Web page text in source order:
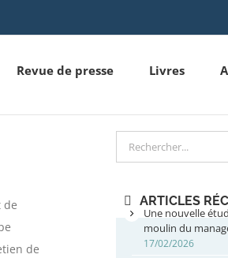
Revue de presse Livres
de
de
Rechercher
ARTICLES
Une nouvelle
moulin du
17/02/2026